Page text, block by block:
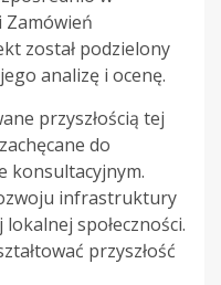
Zamówień
został podzielony
analizę i ocenę.
przyszłością tej
do
konsultacyjnym.
infrastruktury
społeczności.
przyszłość